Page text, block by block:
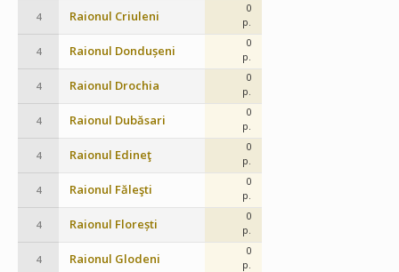
4 Raionul Criuleni
0
p.
4 Raionul Dondușeni
0
p.
4 Raionul Drochia
0
p.
4 Raionul Dubăsari
0
p.
4 Raionul Edineţ
0
p.
4 Raionul Făleşti
0
p.
4 Raionul Florești
0
p.
4 Raionul Glodeni
0
p.